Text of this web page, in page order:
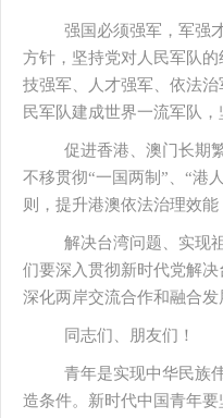
强国必须强军，军强
方针，坚持党对人民军队
技强军、人才强军、依法
民军队建成世界一流军队
促进香港、澳门长期
不移贯彻“一国两制”、“港
则，提升港澳依法治理效
解决台湾问题、实现
们要深入贯彻新时代党解
深化两岸交流合作和融合
同志们、朋友们！
青年是实现中华民族
造条件。新时代中国青年